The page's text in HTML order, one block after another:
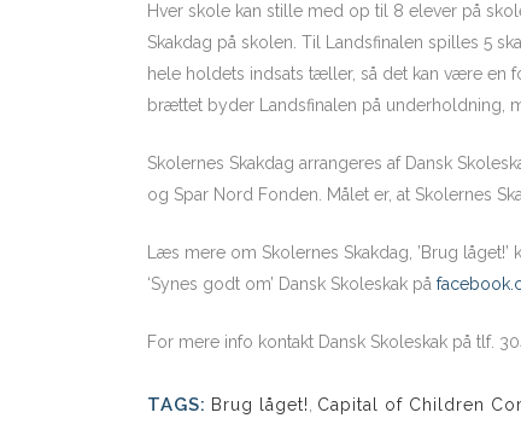
Hver skole kan stille med op til 8 elever på
Skakdag på skolen. Til Landsfinalen spilles 5
hele holdets indsats tæller, så det kan være en
brættet byder Landsfinalen på underholdning,
Skolernes Skakdag arrangeres af Dansk
og Spar Nord Fonden. Målet er, at Skolernes
Læs mere om Skolernes Skakdag, ’Brug
‘Synes godt om’ Dansk Skoleskak på
For mere info kontakt Dansk Skoleskak på tlf.
TAGS: Brug låget! Capital of Children